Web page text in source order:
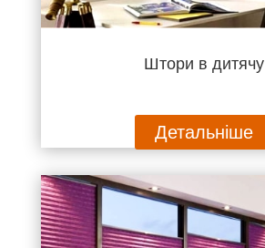
Штори в дитячу
Детальніше